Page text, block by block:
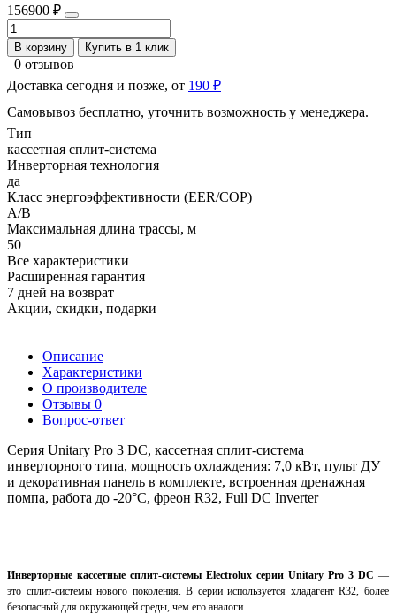
156900 ₽
В корзину Купить в 1 клик
0 отзывов
Доставка сегодня и позже, от 190 ₽
Самовывоз бесплатно, уточнить возможность у менеджера.
Тип
кассетная сплит-система
Инверторная технология
да
Класс энергоэффективности (EER/COP)
A/B
Максимальная длина трассы, м
50
Все характеристики
Расширенная гарантия
7 дней на возврат
Акции, скидки, подарки
Описание
Характеристики
О производителе
Отзывы 0
Вопрос-ответ
Серия Unitary Pro 3 DC, кассетная сплит-система
инверторного типа, мощность охлаждения: 7,0 кВт, пульт ДУ
и декоративная панель в комплекте, встроенная дренажная
помпа, работа до -20°С, фреон R32, Full DC Inverter
Инверторные кассетные сплит-системы Electrolux серии Unitary Pro 3 DC —
это сплит-системы нового поколения. В серии используется хладагент R32, более
безопасный для окружающей среды, чем его аналоги.